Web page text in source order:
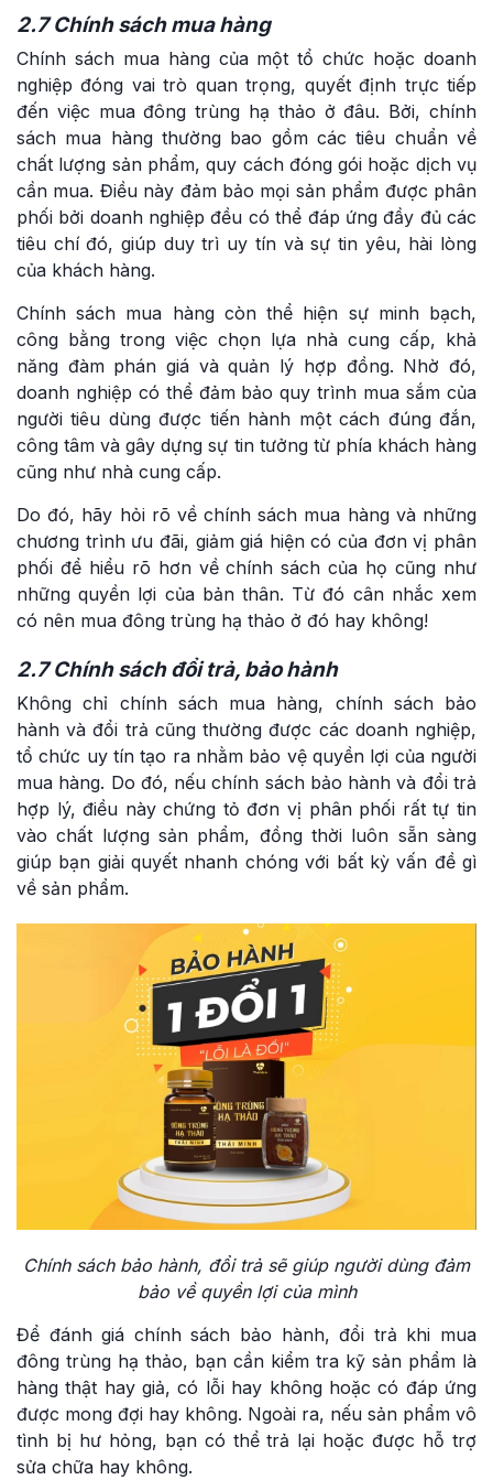
2.7 Chính sách mua hàng
Chính sách mua hàng của một tổ chức hoặc doanh
nghiệp đóng vai trò quan trọng, quyết định trực tiếp
đến việc mua đông trùng hạ thảo ở đâu. Bởi, chính
sách mua hàng thường bao gồm các tiêu chuẩn về
chất lượng sản phẩm, quy cách đóng gói hoặc dịch vụ
cần mua. Điều này đảm bảo mọi sản phẩm được phân
phối bởi doanh nghiệp đều có thể đáp ứng đầy đủ các
tiêu chí đó, giúp duy trì uy tín và sự tin yêu, hài lòng
của khách hàng.
Chính sách mua hàng còn thể hiện sự minh bạch,
công bằng trong việc chọn lựa nhà cung cấp, khả
năng đàm phán giá và quản lý hợp đồng. Nhờ đó,
doanh nghiệp có thể đảm bảo quy trình mua sắm của
người tiêu dùng được tiến hành một cách đúng đắn,
công tâm và gây dựng sự tin tưởng từ phía khách hàng
cũng như nhà cung cấp.
Do đó, hãy hỏi rõ về chính sách mua hàng và những
chương trình ưu đãi, giảm giá hiện có của đơn vị phân
phối để hiểu rõ hơn về chính sách của họ cũng như
những quyền lợi của bản thân. Từ đó cân nhắc xem
có nên mua đông trùng hạ thảo ở đó hay không!
2.7 Chính sách đổi trả, bảo hành
Không chỉ chính sách mua hàng, chính sách bảo
hành và đổi trả cũng thường được các doanh nghiệp,
tổ chức uy tín tạo ra nhằm bảo vệ quyền lợi của người
mua hàng. Do đó, nếu chính sách bảo hành và đổi trả
hợp lý, điều này chứng tỏ đơn vị phân phối rất tự tin
vào chất lượng sản phẩm, đồng thời luôn sẵn sàng
giúp bạn giải quyết nhanh chóng với bất kỳ vấn đề gì
về sản phẩm.
Chính sách bảo hành, đổi trả sẽ giúp người dùng đảm
bảo về quyền lợi của mình
Để đánh giá chính sách bảo hành, đổi trả khi mua
đông trùng hạ thảo, bạn cần kiểm tra kỹ sản phẩm là
hàng thật hay giả, có lỗi hay không hoặc có đáp ứng
được mong đợi hay không. Ngoài ra, nếu sản phẩm vô
tình bị hư hỏng, bạn có thể trả lại hoặc được hỗ trợ
sửa chữa hay không.